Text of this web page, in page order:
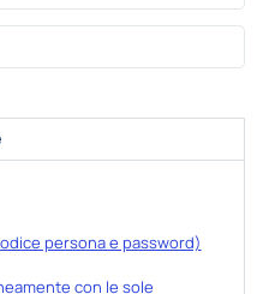
persona e password)
con le sole